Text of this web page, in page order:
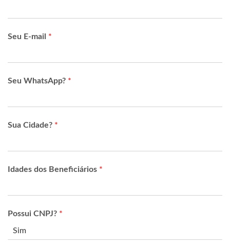
Seu E-mail *
Seu WhatsApp? *
Sua Cidade? *
Idades dos Beneficiários *
Possui CNPJ? *